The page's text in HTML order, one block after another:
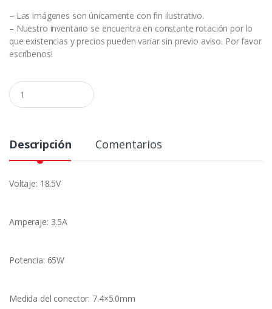
– Las imágenes son únicamente con fin ilustrativo.
– Nuestro inventario se encuentra en constante rotación por lo
que existencias y precios pueden variar sin previo aviso. Por favor
escríbenos!
C
a
n
d
a
d
Descripción Comentarios
Voltaje: 18.5V
Amperaje: 3.5A
Potencia: 65W
Medida del conector: 7.4×5.0mm